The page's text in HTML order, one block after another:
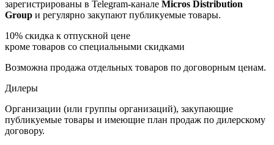
зарегистрированы в Telegram-канале Micros Distribution
Group и регулярно закупают публикуемые товары.
10% скидка к отпускной цене
кроме товаров со специальными скидками
Возможна продажа отдельных товаров по договорным ценам.
Дилеры
Организации (или группы организаций), закупающие
публикуемые товары и имеющие план продаж по дилерскому
договору.